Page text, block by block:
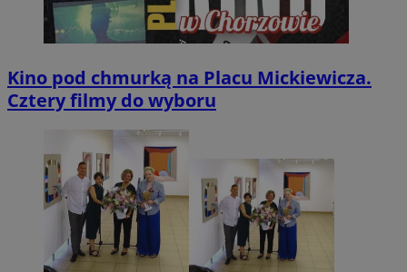
Kino pod chmurką na Placu Mickiewicza.
Cztery filmy do wyboru